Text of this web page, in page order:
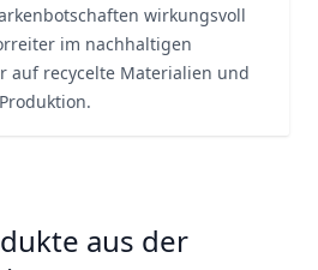
wirkungsvoll
im nachhaltigen
auf recycelte Materialien und
aus der